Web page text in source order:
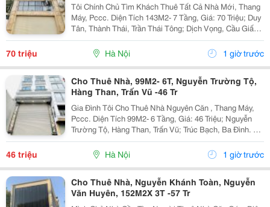
Tôi Chính Chủ Tìm Khách Thuê Tất Cả Nhà Mới, Thang
Máy, Pccc. Diện Tích 143M2- 7 Tầng, Giá: 70 Triệu; Duy
Tân, Thành Thái, Trần Thái Tông; Dịch Vọng, Cầu Giấy.
+ Liên Hệ Trực Tiếp Chủ Nhà: 0988289962 + Vỉa Hè
Lớn, Mặt Tiền Rộng,Thoáng. + Vị Trí Gần...
70 triệu Hà Nội 1 giờ trước
Cho Thuê Nhà, 99M2- 6T, Nguyễn Trường Tộ,
Hàng Than, Trấn Vũ -46 Tr
Gia Đình Tôi Cho Thuê Nhà Nguyên Căn , Thang Máy,
Pccc. Diện Tích 99M2- 6 Tầng, Giá: 46 Triệu; Nguyễn
Trường Tộ, Hàng Than, Trấn Vũ; Trúc Bạch, Ba Đình. +
Liên Hệ Trực Tiếp Chủ Nhà: 0942854881 + Vỉa Hè Lớn,
Mặt Tiền Rộng,Thoáng. + Vị Trí Gần Ngay...
46 triệu Hà Nội 1 giờ trước
Cho Thuê Nhà, Nguyễn Khánh Toàn, Nguyễn
Văn Huyên, 152M2X 3T -57 Tr